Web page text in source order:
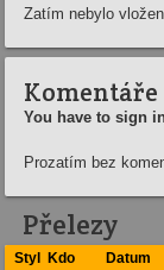
Zatím nebylo
Komentáře
You have to sign
Prozatím bez
Přelezy
Styl Kdo Datum